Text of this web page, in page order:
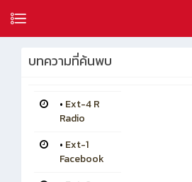
บทความที่ค้นพบ
• Ext-4 R
Radio
• Ext-1
Facebook